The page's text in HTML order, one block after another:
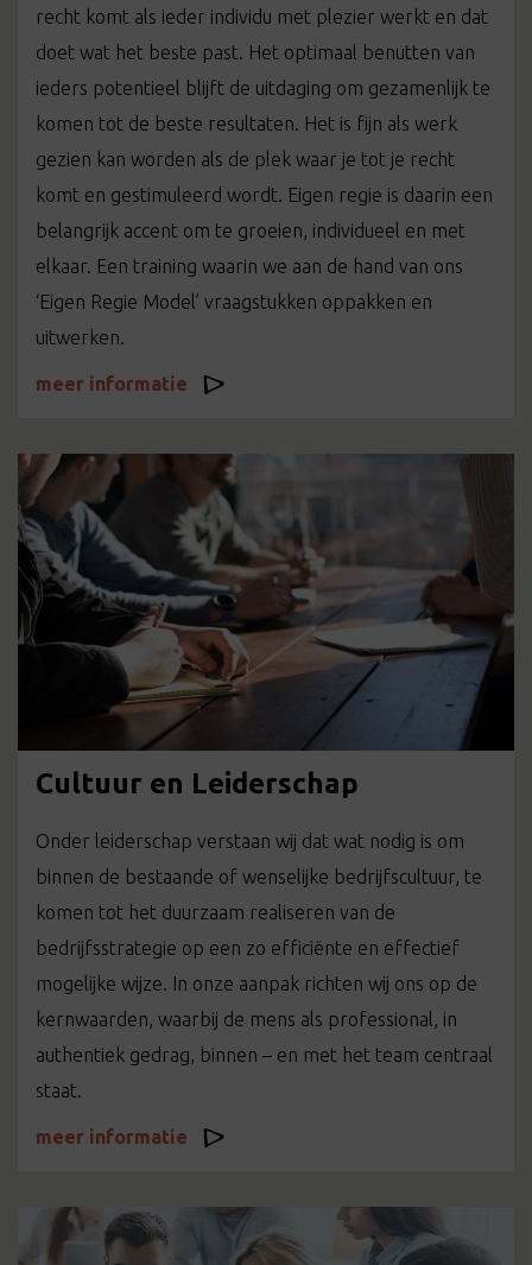
recht komt als ieder individu met plezier werkt en dat
doet wat het beste past. Het optimaal benutten van
ieders potentieel blijft de uitdaging om gezamenlijk te
komen tot de beste resultaten. Het is fijn als werk
gezien kan worden als de plek waar je tot je recht
komt en gestimuleerd wordt. Eigen regie is daarin een
belangrijk accent om te groeien, individueel en met
elkaar. Een training waarin we aan de hand van ons
‘Eigen Regie Model’ vraagstukken oppakken en
uitwerken.
meer informatie
Cultuur en Leiderschap
Onder leiderschap verstaan wij dat wat nodig is om
binnen de bestaande of wenselijke bedrijfscultuur, te
komen tot het duurzaam realiseren van de
bedrijfsstrategie op een zo efficiënte en effectief
mogelijke wijze. In onze aanpak richten wij ons op de
kernwaarden, waarbij de mens als professional, in
authentiek gedrag, binnen – en met het team centraal
staat.
meer informatie